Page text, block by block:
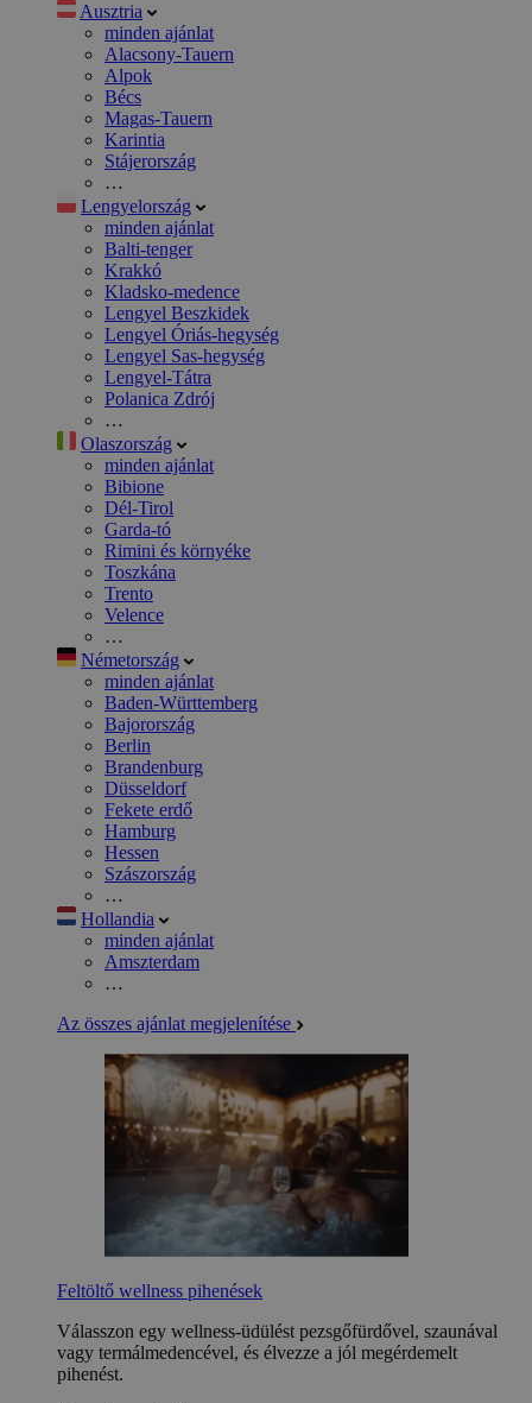
Ausztria
minden ajánlat
Alacsony-Tauern
Alpok
Bécs
Magas-Tauern
Karintia
Stájerország
…
Lengyelország
minden ajánlat
Balti-tenger
Krakkó
Kladsko-medence
Lengyel Beszkidek
Lengyel Óriás-hegység
Lengyel Sas-hegység
Lengyel-Tátra
Polanica Zdrój
…
Olaszország
minden ajánlat
Bibione
Dél-Tirol
Garda-tó
Rimini és környéke
Toszkána
Trento
Velence
…
Németország
minden ajánlat
Baden-Württemberg
Bajorország
Berlin
Brandenburg
Düsseldorf
Fekete erdő
Hamburg
Hessen
Szászország
…
Hollandia
minden ajánlat
Amszterdam
…
Az összes ajánlat megjelenítése
Feltöltő wellness pihenések
Válasszon egy wellness-üdülést pezsgőfürdővel, szaunával
vagy termálmedencével, és élvezze a jól megérdemelt
pihenést.